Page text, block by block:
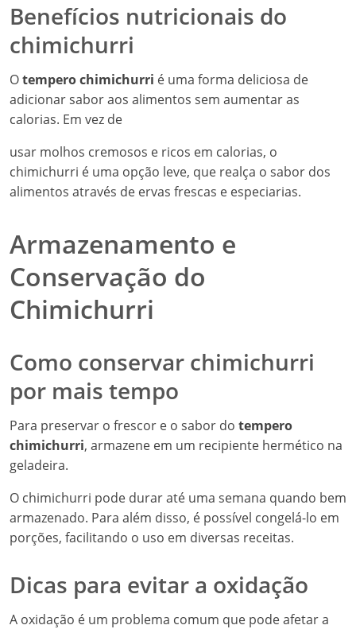
Benefícios nutricionais do
chimichurri
Otempero chimichurri é uma forma deliciosa de
adicionar sabor aos alimentos sem aumentar as
calorias. Em vez de
usar molhos cremosos e ricos em calorias, o
chimichurri é uma opção leve, que realça o sabor dos
alimentos através de ervas frescas e especiarias.
Armazenamento e
Conservação do
Chimichurri
Como conservar chimichurri
por mais tempo
Para preservar o frescor e o sabor do tempero
chimichurri, armazene em um recipiente hermético na
geladeira.
O chimichurri pode durar até uma semana quando bem
armazenado. Para além disso, é possível congelá-lo em
porções, facilitando o uso em diversas receitas.
Dicas para evitar a oxidação
A oxidação é um problema comum que pode afetar a